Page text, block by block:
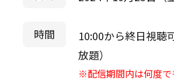
時間
10:00から終日視聴
放題）
※配信期間内は何度